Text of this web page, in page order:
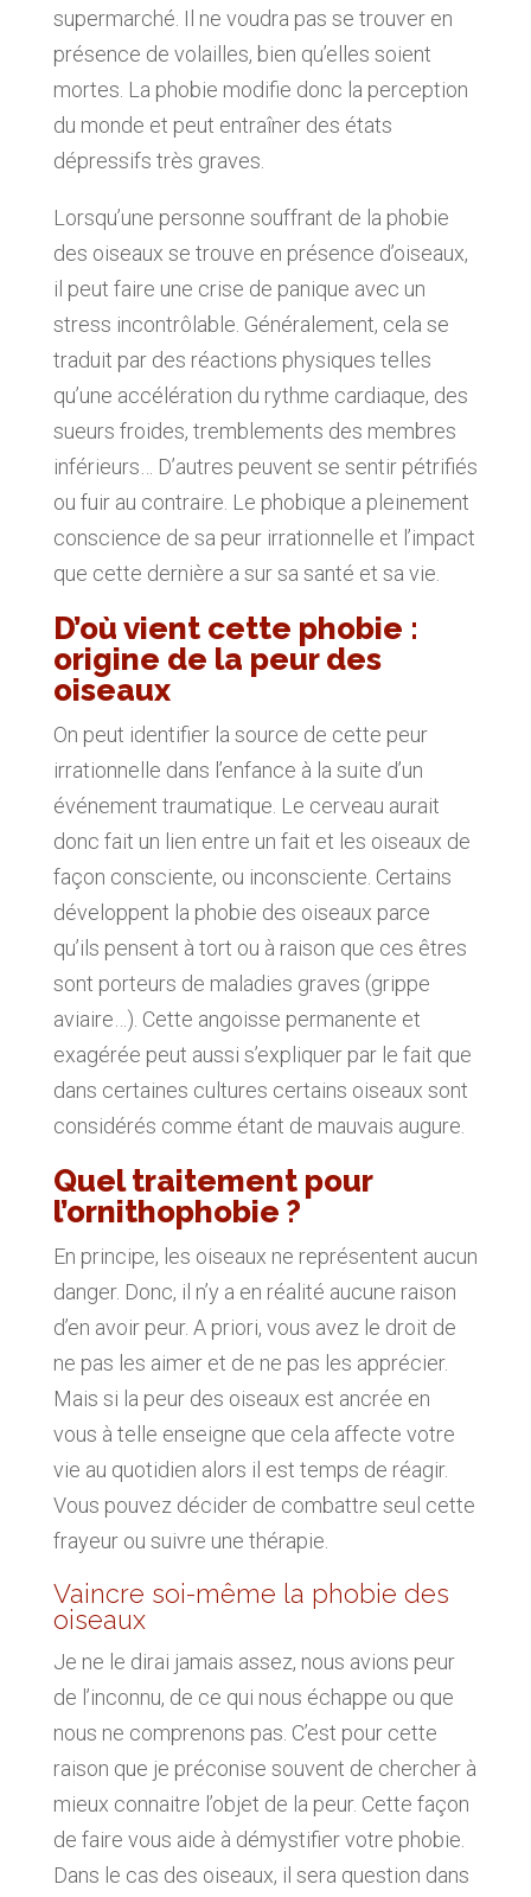
supermarché. Il ne voudra pas se trouver en
présence de volailles, bien qu’elles soient
mortes. La phobie modifie donc la perception
du monde et peut entraîner des états
dépressifs très graves.
Lorsqu’une personne souffrant de la phobie
des oiseaux se trouve en présence d’oiseaux,
il peut faire une crise de panique avec un
stress incontrôlable. Généralement, cela se
traduit par des réactions physiques telles
qu’une accélération du rythme cardiaque, des
sueurs froides, tremblements des membres
inférieurs… D’autres peuvent se sentir pétrifiés
ou fuir au contraire. Le phobique a pleinement
conscience de sa peur irrationnelle et l’impact
que cette dernière a sur sa santé et sa vie.
D’où vient cette phobie :
origine de la peur des
oiseaux
On peut identifier la source de cette peur
irrationnelle dans l’enfance à la suite d’un
événement traumatique. Le cerveau aurait
donc fait un lien entre un fait et les oiseaux de
façon consciente, ou inconsciente. Certains
développent la phobie des oiseaux parce
qu’ils pensent à tort ou à raison que ces êtres
sont porteurs de maladies graves (grippe
aviaire…). Cette angoisse permanente et
exagérée peut aussi s’expliquer par le fait que
dans certaines cultures certains oiseaux sont
considérés comme étant de mauvais augure.
Quel traitement pour
l’ornithophobie ?
En principe, les oiseaux ne représentent aucun
danger. Donc, il n’y a en réalité aucune raison
d’en avoir peur. A priori, vous avez le droit de
ne pas les aimer et de ne pas les apprécier.
Mais si la peur des oiseaux est ancrée en
vous à telle enseigne que cela affecte votre
vie au quotidien alors il est temps de réagir.
Vous pouvez décider de combattre seul cette
frayeur ou suivre une thérapie.
Vaincre soi-même la phobie des
oiseaux
Je ne le dirai jamais assez, nous avions peur
de l’inconnu, de ce qui nous échappe ou que
nous ne comprenons pas. C’est pour cette
raison que je préconise souvent de chercher à
mieux connaitre l’objet de la peur. Cette façon
de faire vous aide à démystifier votre phobie.
Dans le cas des oiseaux, il sera question dans